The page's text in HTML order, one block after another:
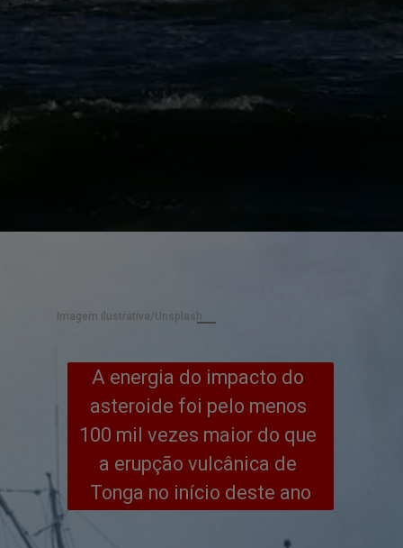
A energia do impacto do
asteroide foi pelo menos
100 mil vezes maior do que
a erupção vulcânica de
Tonga no início deste ano
Imagem ilustrativa/Unsplash